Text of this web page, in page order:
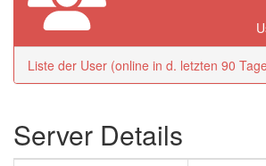
Liste der User (online in d. letzten 90
Server Details